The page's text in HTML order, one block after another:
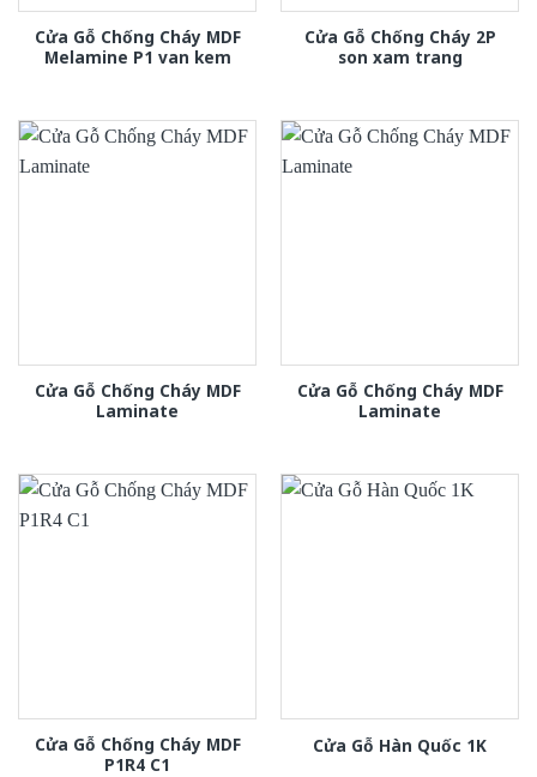
Cửa Gỗ Chống Cháy MDF
Melamine P1 van kem
Cửa Gỗ Chống Cháy 2P
son xam trang
Cửa Gỗ Chống Cháy MDF
Laminate
Cửa Gỗ Chống Cháy MDF
Laminate
Cửa Gỗ Chống Cháy MDF
P1R4 C1
Cửa Gỗ Hàn Quốc 1K